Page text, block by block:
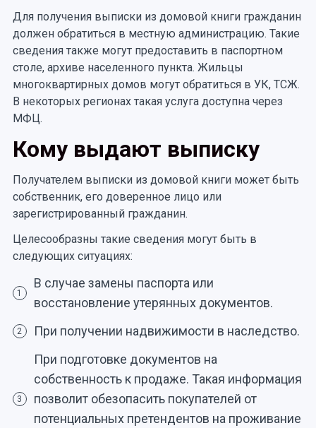
Для получения выписки из домовой книги гражданин
должен обратиться в местную администрацию. Такие
сведения также могут предоставить в паспортном
столе, архиве населенного пункта. Жильцы
многоквартирных домов могут обратиться в УК, ТСЖ.
В некоторых регионах такая услуга доступна через
МФЦ.
Кому выдают выписку
Получателем выписки из домовой книги может быть
собственник, его доверенное лицо или
зарегистрированный гражданин.
Целесообразны такие сведения могут быть в
следующих ситуациях:
1
В случае замены паспорта или
восстановление утерянных документов.
2 При получении надвижимости в наследство.
3
При подготовке документов на
собственность к продаже. Такая информация
позволит обезопасить покупателей от
потенциальных претендентов на проживание